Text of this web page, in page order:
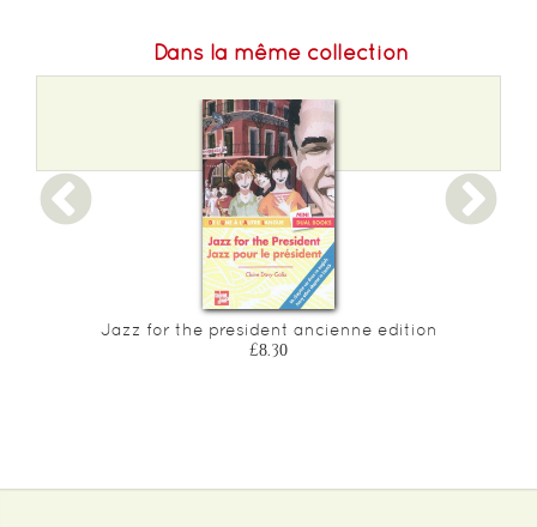
Dans la même collection
Jazz for the president ancienne edition
£8.30